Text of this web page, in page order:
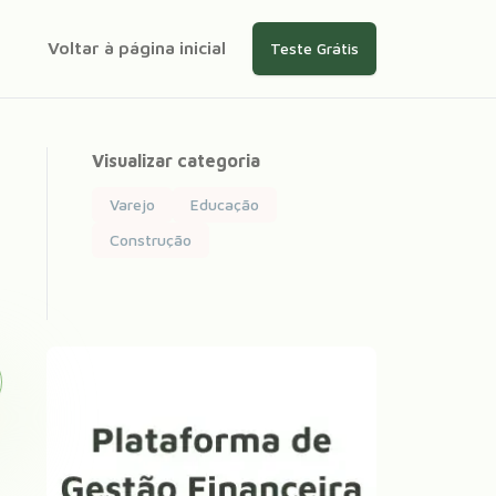
Voltar à página inicial Teste Grátis
Visualizar categoria
Varejo
Educação
Construção